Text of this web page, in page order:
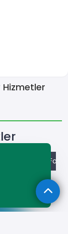
Hizmetler
Darıca